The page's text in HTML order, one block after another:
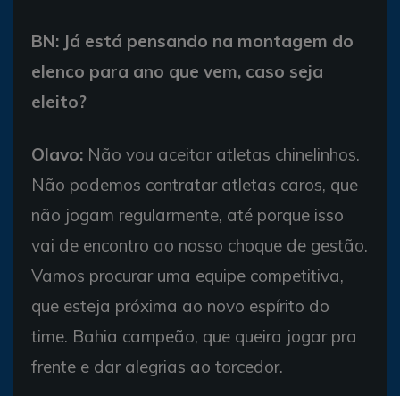
BN: Já está pensando na montagem do
elenco para ano que vem, caso seja
eleito?
Olavo: Não vou aceitar atletas chinelinhos.
Não podemos contratar atletas caros, que
não jogam regularmente, até porque isso
vai de encontro ao nosso choque de gestão.
Vamos procurar uma equipe competitiva,
que esteja próxima ao novo espírito do
time. Bahia campeão, que queira jogar pra
frente e dar alegrias ao torcedor.